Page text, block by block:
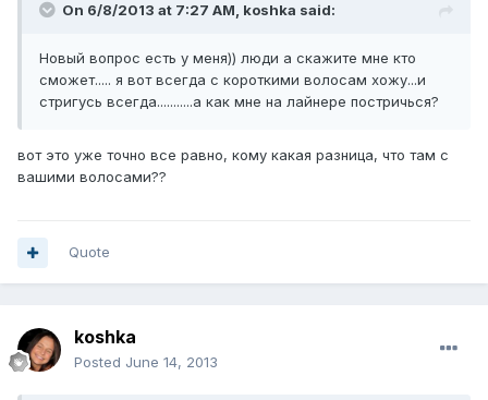
On 6/8/2013 at 7:27 AM, koshka said:
Новый вопрос есть у меня)) люди а скажите мне кто
сможет..... я вот всегда с короткими волосам хожу...и
стригусь всегда...........а как мне на лайнере постричься?
вот это уже точно все равно, кому какая разница, что там с
вашими волосами??
Quote
koshka
Posted June 14, 2013